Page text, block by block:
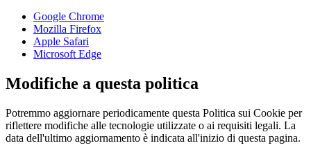
Google Chrome
Mozilla Firefox
Apple Safari
Microsoft Edge
Modifiche a questa politica
Potremmo aggiornare periodicamente questa Politica sui Cookie per
riflettere modifiche alle tecnologie utilizzate o ai requisiti legali. La
data dell'ultimo aggiornamento è indicata all'inizio di questa pagina.